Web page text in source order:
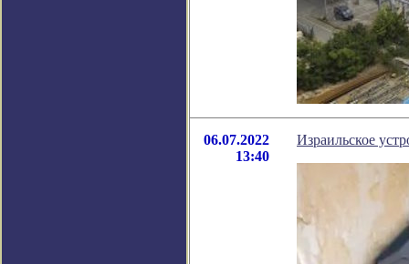
06.07.2022
13:40
Израильское